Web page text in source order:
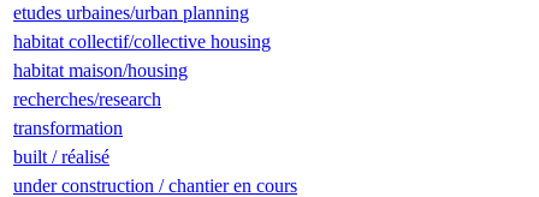
etudes urbaines/urban planning
habitat collectif/collective housing
habitat maison/housing
recherches/research
transformation
built / réalisé
under construction / chantier en cours